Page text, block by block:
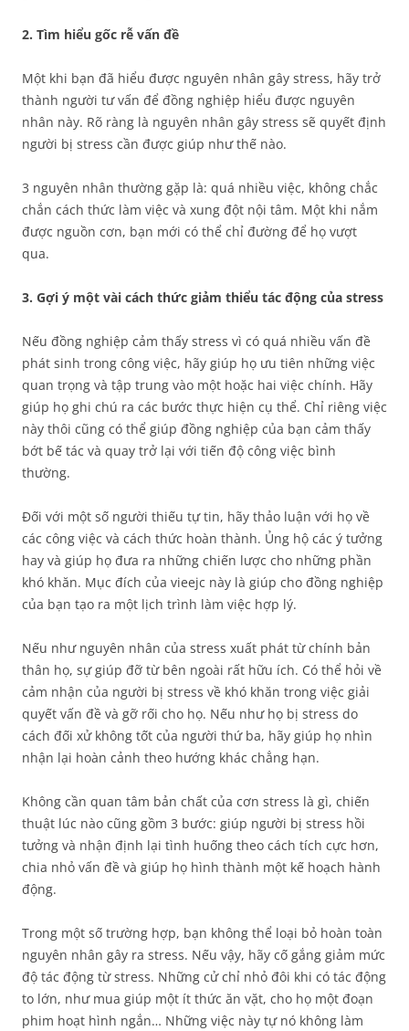
2. Tìm hiểu gốc rễ vấn đề
Một khi bạn đã hiểu được nguyên nhân gây stress, hãy trở
thành người tư vấn để đồng nghiệp hiểu được nguyên
nhân này. Rõ ràng là nguyên nhân gây stress sẽ quyết định
người bị stress cần được giúp như thế nào.
3 nguyên nhân thường gặp là: quá nhiều việc, không chắc
chắn cách thức làm việc và xung đột nội tâm. Một khi nắm
được nguồn cơn, bạn mới có thể chỉ đường để họ vượt
qua.
3. Gợi ý một vài cách thức giảm thiểu tác động của stress
Nếu đồng nghiệp cảm thấy stress vì có quá nhiều vấn đề
phát sinh trong công việc, hãy giúp họ ưu tiên những việc
quan trọng và tập trung vào một hoặc hai việc chính. Hãy
giúp họ ghi chú ra các bước thực hiện cụ thể. Chỉ riêng việc
này thôi cũng có thể giúp đồng nghiệp của bạn cảm thấy
bớt bế tác và quay trở lại với tiến độ công việc bình
thường.
Đối với một số người thiếu tự tin, hãy thảo luận với họ về
các công việc và cách thức hoàn thành. Ủng hộ các ý tưởng
hay và giúp họ đưa ra những chiến lược cho những phần
khó khăn. Mục đích của vieejc này là giúp cho đồng nghiệp
của bạn tạo ra một lịch trình làm việc hợp lý.
Nếu như nguyên nhân của stress xuất phát từ chính bản
thân họ, sự giúp đỡ từ bên ngoài rất hữu ích. Có thể hỏi về
cảm nhận của người bị stress về khó khăn trong việc giải
quyết vấn đề và gỡ rối cho họ. Nếu như họ bị stress do
cách đối xử không tốt của người thứ ba, hãy giúp họ nhìn
nhận lại hoàn cảnh theo hướng khác chẳng hạn.
Không cần quan tâm bản chất của cơn stress là gì, chiến
thuật lúc nào cũng gồm 3 bước: giúp người bị stress hồi
tưởng và nhận định lại tình huống theo cách tích cực hơn,
chia nhỏ vấn đề và giúp họ hình thành một kế hoạch hành
động.
Trong một số trường hợp, bạn không thể loại bỏ hoàn toàn
nguyên nhân gây ra stress. Nếu vậy, hãy cố gắng giảm mức
độ tác động từ stress. Những cử chỉ nhỏ đôi khi có tác động
to lớn, như mua giúp một ít thức ăn vặt, cho họ một đoạn
phim hoạt hình ngắn… Những việc này tự nó không làm